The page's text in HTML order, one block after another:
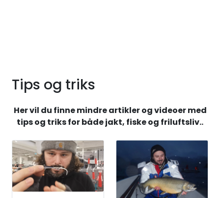
Tips og triks
Her vil du finne mindre artikler og videoer med
tips og triks for både jakt, fiske og friluftsliv..
FRILUFTSLIV
SOMMERSALG FISKE